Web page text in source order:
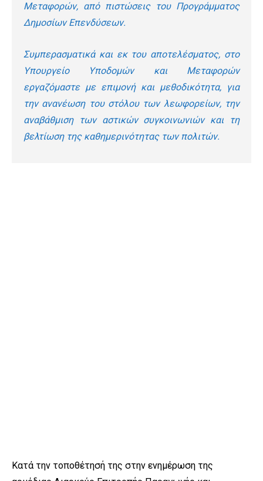
Μεταφορών, από πιστώσεις του Προγράμματος
Δημοσίων Επενδύσεων.
Συμπερασματικά και εκ του αποτελέσματος, στο
Υπουργείο Υποδομών και Μεταφορών
εργαζόμαστε με επιμονή και μεθοδικότητα, για
την ανανέωση του στόλου των λεωφορείων, την
αναβάθμιση των αστικών συγκοινωνιών και τη
βελτίωση της καθημερινότητας των πολιτών.
Κατά την τοποθέτησή της στην ενημέρωση της